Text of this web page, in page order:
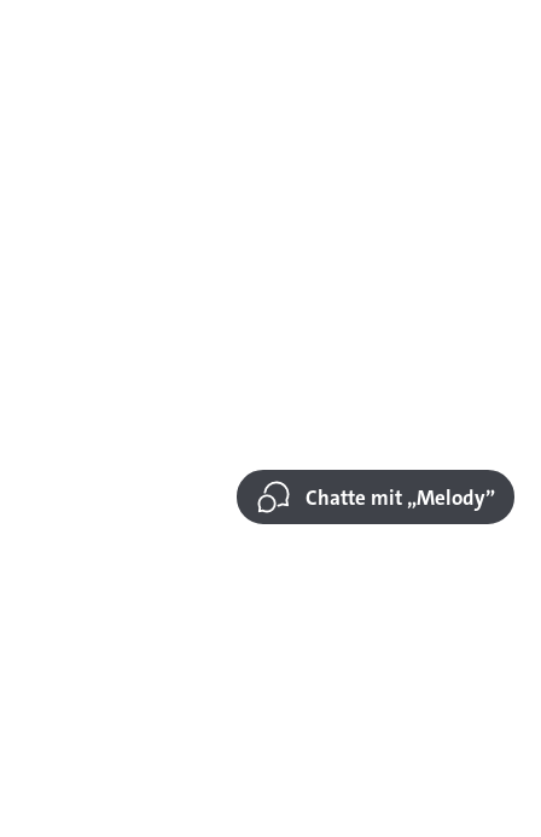
Chatte mit „Melody”